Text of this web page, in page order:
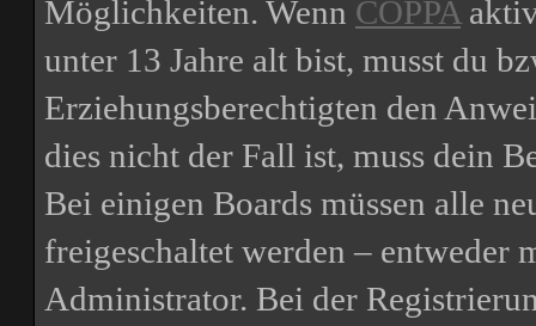
Möglichkeiten. Wenn COPPA
unter 13 Jahre alt bist, musst du
Erziehungsberechtigten den
dies nicht der Fall ist, muss dein
Bei einigen Boards müssen alle
freigeschaltet werden – entweder
Administrator. Bei der